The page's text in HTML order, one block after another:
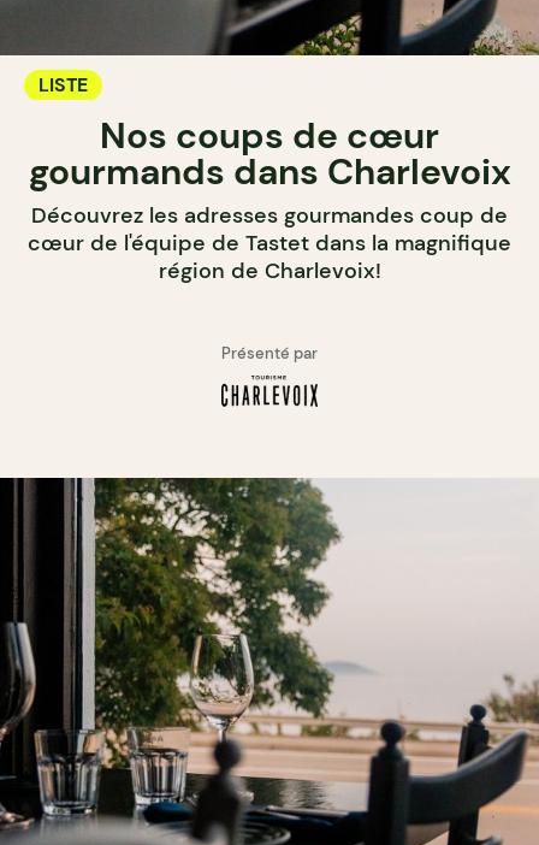
LISTE
Nos coups de cœur
gourmands dans Charlevoix
Découvrez les adresses gourmandes coup de
cœur de l'équipe de Tastet dans la magnifique
région de Charlevoix!
Présenté par